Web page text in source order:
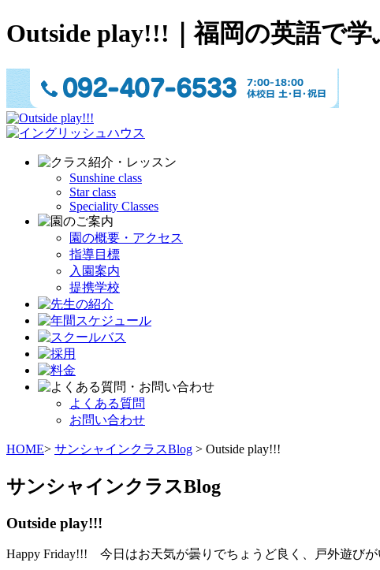
Outside play!!!｜福岡の英語で
Sunshine class
Star class
Speciality Classes
園の概要・アクセス
指導目標
入園案内
提携学校
よくある質問
お問い合わせ
HOME> サンシャインクラスBlog > Outside play!!!
サンシャインクラスBlog
Outside play!!!
Happy Friday!!! 今日はお天気が曇りでちょうど良く、戸外遊び